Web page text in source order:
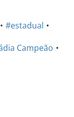
#estadual
Campeão